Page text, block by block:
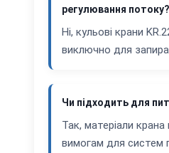
регулювання потоку?
Ні, кульові крани
виключно для
Чи підходить для
Так, матеріали
вимогам для систем